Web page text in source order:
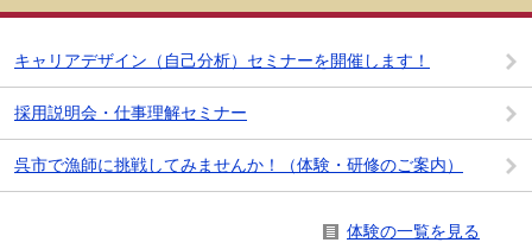
キャリアデザイン（自己分析）セミナーを開催します！
採用説明会・仕事理解セミナー
呉市で漁師に挑戦してみませんか！（体験・研修のご案内）
体験の一覧を見る